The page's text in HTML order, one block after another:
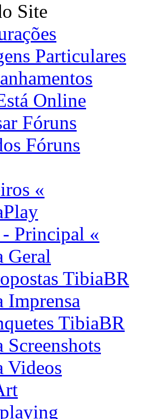
Site
Particulares
Online
Fóruns
Fóruns
«
Principal «
Geral
TibiaBR
Imprensa
TibiaBR
Screenshots
Videos